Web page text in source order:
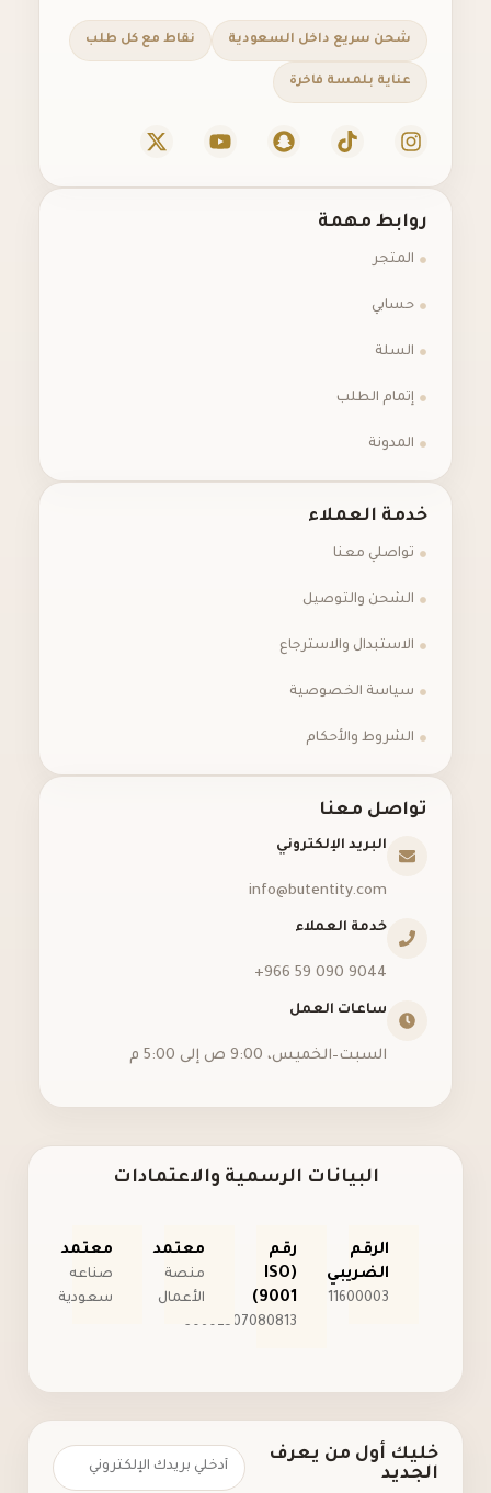
شحن سريع داخل السعودية نقاط مع كل طلب
عناية بلمسة فاخرة
روابط مهمة
المتجر
حسابي
السلة
إتمام الطلب
المدونة
خدمة العملاء
تواصلي معنا
الشحن والتوصيل
الاستبدال والاسترجاع
سياسة الخصوصية
الشروط والأحكام
تواصل معنا
البريد الإلكتروني
info@butentity.com
خدمة العملاء
‪+966 59 090 9044‬
ساعات العمل
السبت–الخميس، 9:00 ص إلى 5:00 م
البيانات الرسمية والاعتمادات
الرقم
الضريبي
300518611600003
رقم
(ISO
9001)
30602507080813
معتمد
منصة
الأعمال
معتمد
صناعه
سعودية
خليك أول من يعرف
الجديد